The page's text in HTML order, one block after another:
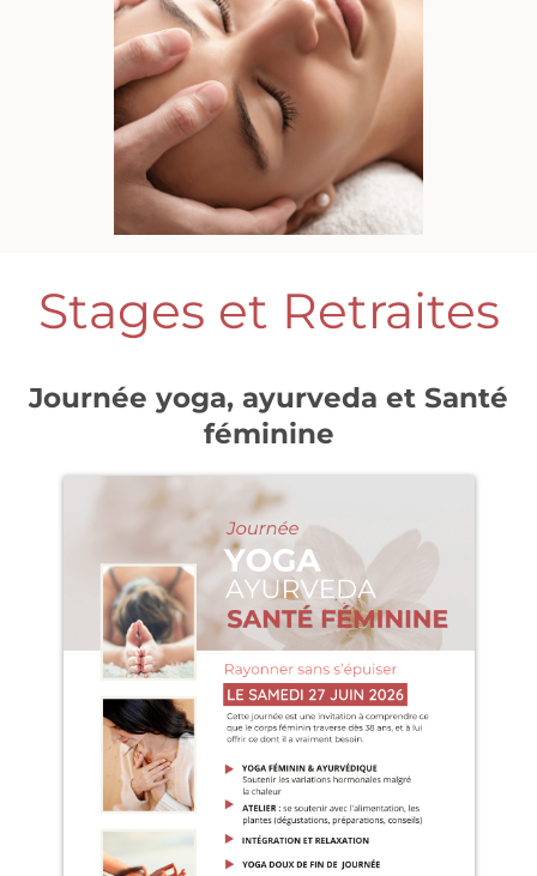
Stages et Retraites
Journée yoga, ayurveda et Santé
féminine